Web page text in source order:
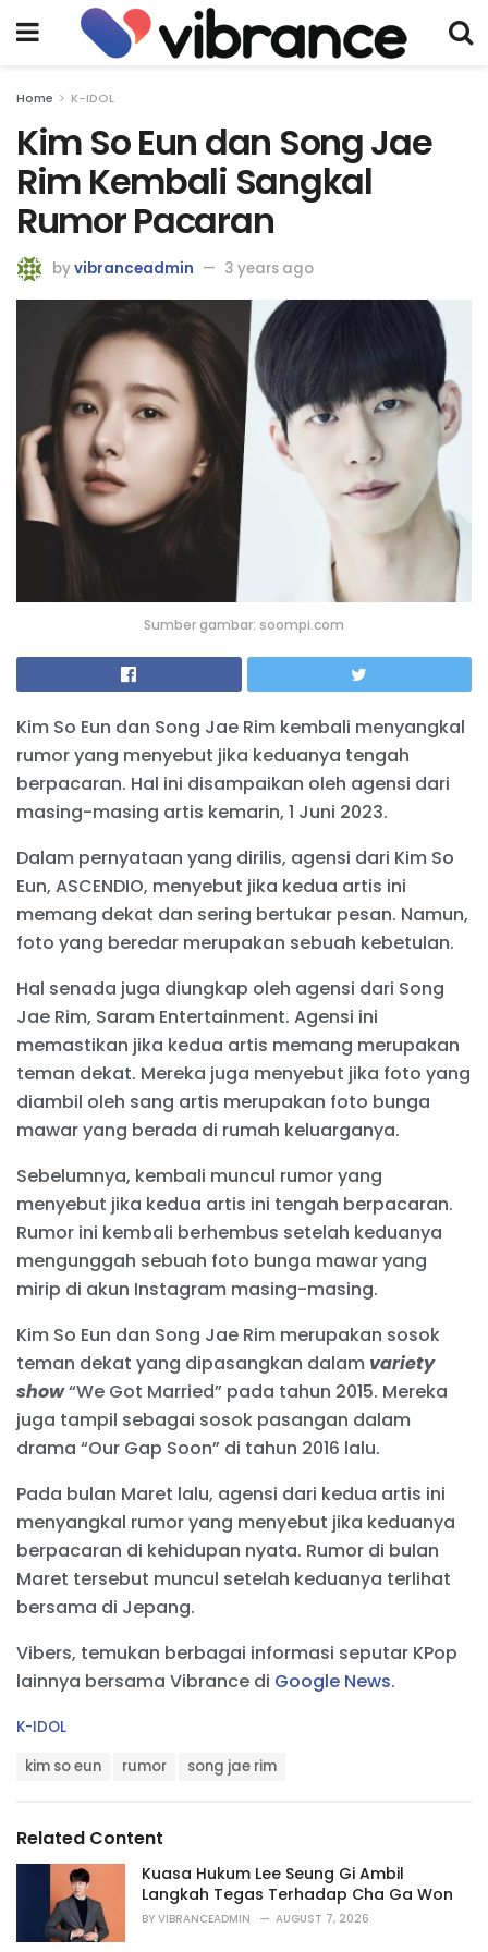
Home K-IDOL
Kim So Eun dan Song Jae
Rim Kembali Sangkal
Rumor Pacaran
byvibranceadmin 3 years ago
Sumber gambar: soompi.com
Kim So Eun dan Song Jae Rim kembali menyangkal
rumor yang menyebut jika keduanya tengah
berpacaran. Hal ini disampaikan oleh agensi dari
masing-masing artis kemarin, 1 Juni 2023.
Dalam pernyataan yang dirilis, agensi dari Kim So
Eun, ASCENDIO, menyebut jika kedua artis ini
memang dekat dan sering bertukar pesan. Namun,
foto yang beredar merupakan sebuah kebetulan.
Hal senada juga diungkap oleh agensi dari Song
Jae Rim, Saram Entertainment. Agensi ini
memastikan jika kedua artis memang merupakan
teman dekat. Mereka juga menyebut jika foto yang
diambil oleh sang artis merupakan foto bunga
mawar yang berada di rumah keluarganya.
Sebelumnya, kembali muncul rumor yang
menyebut jika kedua artis ini tengah berpacaran.
Rumor ini kembali berhembus setelah keduanya
mengunggah sebuah foto bunga mawar yang
mirip di akun Instagram masing-masing.
Kim So Eun dan Song Jae Rim merupakan sosok
teman dekat yang dipasangkan dalam variety
show“We Got Married” pada tahun 2015. Mereka
juga tampil sebagai sosok pasangan dalam
drama “Our Gap Soon” di tahun 2016 lalu.
Pada bulan Maret lalu, agensi dari kedua artis ini
menyangkal rumor yang menyebut jika keduanya
berpacaran di kehidupan nyata. Rumor di bulan
Maret tersebut muncul setelah keduanya terlihat
bersama di Jepang.
Vibers, temukan berbagai informasi seputar KPop
lainnya bersama Vibrance di Google News.
C
r
i
K-IDOL
:
kim so eun rumor song jae rim
Related Content
Kuasa Hukum Lee Seung Gi Ambil
Langkah Tegas Terhadap Cha Ga Won
BY VIBRANCEADMIN AUGUST 7, 2026